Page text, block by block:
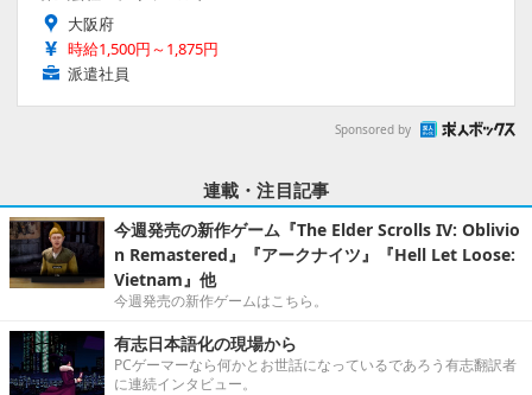
大阪府
時給1,500円～1,875円
派遣社員
Sponsored by
連載・注目記事
今週発売の新作ゲーム『The Elder Scrolls IV: Oblivio
n Remastered』『アークナイツ』『Hell Let Loose:
Vietnam』他
今週発売の新作ゲームはこちら。
有志日本語化の現場から
PCゲーマーなら何かとお世話になっているであろう有志翻訳者
に連続インタビュー。